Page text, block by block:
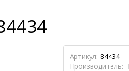
Артикул: 84434
Производитель: